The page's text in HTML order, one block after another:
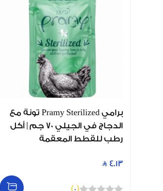
برامي Pramy Sterilized تونة مع
الدجاج في الجيلي 70 جم | أكل
رطب للقطط المعقمة
4.13
(
0
)